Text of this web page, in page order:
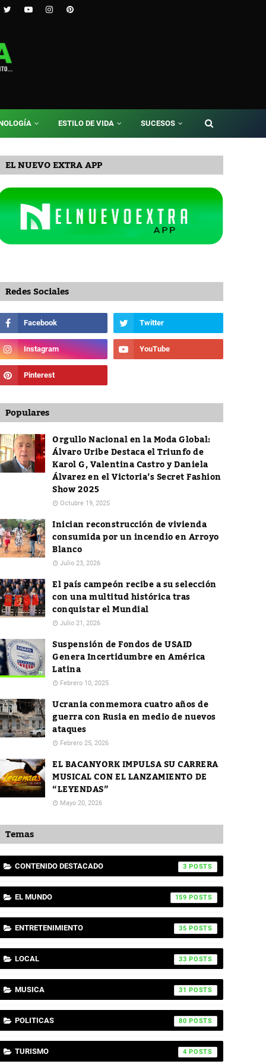
ESTILO DE VIDA SUCESOS
EL NUEVO EXTRA APP
Redes Sociales
Populares
Orgullo Nacional en la Moda Global:
Álvaro Uribe Destaca el Triunfo de
Karol G, Valentina Castro y Daniela
Álvarez en el Victoria’s Secret Fashion
Show 2025
Octubre 19, 2025
Inician reconstrucción de vivienda
consumida por un incendio en Arroyo
Blanco
Julio 23, 2026
El país campeón recibe a su selección
con una multitud histórica tras
conquistar el Mundial
Julio 21, 2026
Suspensión de Fondos de USAID
Genera Incertidumbre en América
Latina
Febrero 10, 2025
Ucrania conmemora cuatro años de
guerra con Rusia en medio de nuevos
ataques
Febrero 25, 2026
EL BACANYORK IMPULSA SU CARRERA
MUSICAL CON EL LANZAMIENTO DE
“LEYENDAS”
Mayo 20, 2026
Temas
CONTENIDO DESTACADO 3
EL MUNDO 159
ENTRETENIMIENTO 35
LOCAL 33
MUSICA 31
POLITICAS 80
TURISMO 4